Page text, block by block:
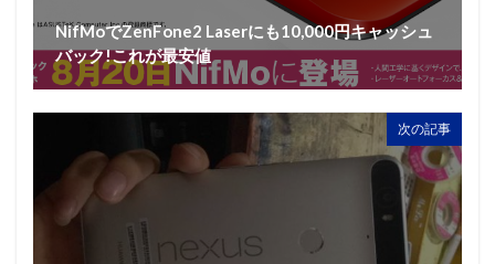
NifMoでZenFone2 Laserにも10,000円キャッシュ
バック!これが最安値
次の記事